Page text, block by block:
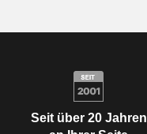
Seit über 20 Jahren